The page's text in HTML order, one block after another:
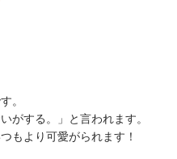
。
がする。」と言われます。
もより可愛がられます！